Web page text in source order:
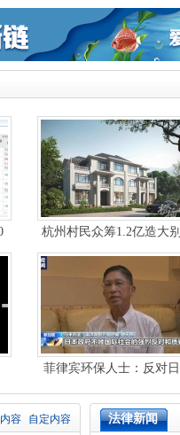
杭州村民众筹1.2亿造大别
墅！每户花费85万
菲律宾环保人士：反对日
本强推核污染水排海
容 自定内容 法律新闻